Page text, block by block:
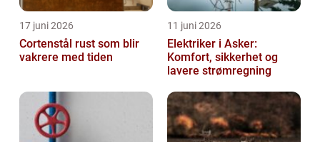
17 juni 2026
Cortenstål rust som blir
vakrere med tiden
11 juni 2026
Elektriker i Asker:
Komfort, sikkerhet og
lavere strømregning